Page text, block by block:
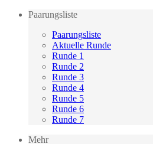
Paarungsliste
Paarungsliste
Aktuelle Runde
Runde 1
Runde 2
Runde 3
Runde 4
Runde 5
Runde 6
Runde 7
Mehr